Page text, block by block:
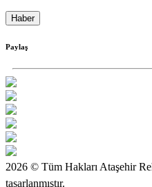
Haber
Paylaş
2026 © Tüm Hakları Ataşehir
tasarlanmıştır.